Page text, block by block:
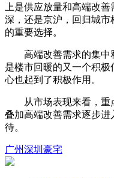
上是供应放量和高端改
深，还是京沪，回归城市
的重要选择。
高端改善需求的集中
是楼市回暖的又一个积
心也起到了积极作用。
从市场表现来看，重点
叠加高端改善需求逐步进
待。
广州深圳 豪宅